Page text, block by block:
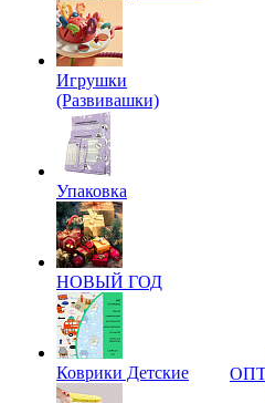
Игрушки
(Развивашки)
Упаковка
НОВЫЙ ГОД
Коврики Детские